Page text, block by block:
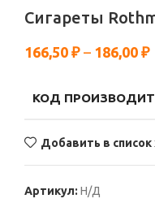
Сигареты
166,50 ₽ – 186,00 ₽
КОД
Добавить в
Артикул: Н/Д